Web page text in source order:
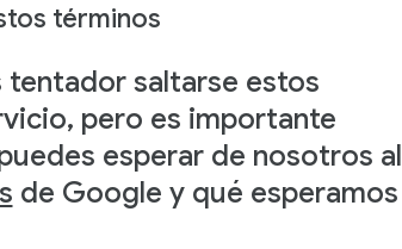
términos
tentador saltarse estos
pero es importante
esperar de nosotros al
de Google y qué esperamos